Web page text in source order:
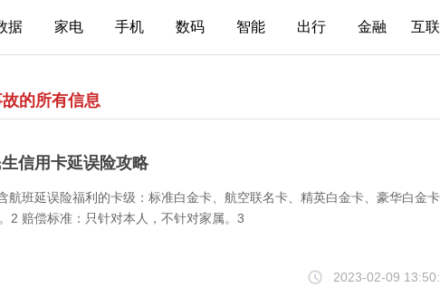
据 家电 手机 数码 智能 出行 金融 互
的所有信息
信用卡延误险攻略
航班延误险福利的卡级：标准白金卡、航空联名卡、精英白金卡、豪华白金卡
2 赔偿标准：只针对本人，不针对家属。3
2023-02-09